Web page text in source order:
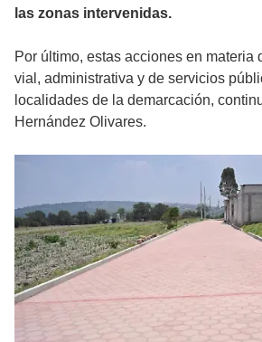
las zonas intervenidas.
Por último, estas acciones en materia
vial, administrativa y de servicios
localidades de la demarcación,
Hernández Olivares.